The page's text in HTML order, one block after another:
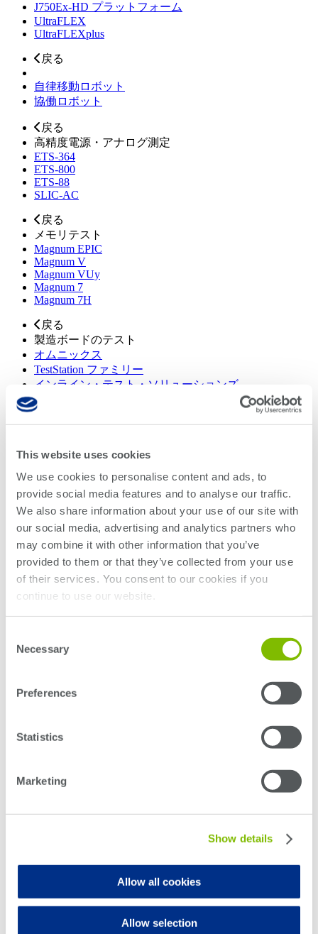
This website uses cookies
We use cookies to personalise content and ads, to
provide social media features and to analyse our traffic.
We also share information about your use of our site with
our social media, advertising and analytics partners who
may combine it with other information that you’ve
provided to them or that they’ve collected from your use
of their services. You consent to our cookies if you
continue to use our website.
Selection
Necessary
Preferences
Statistics
Marketing
Show details
Allow all cookies
Allow selection
J750Ex-HD プラットフォーム
UltraFLEX
UltraFLEXplus
戻る
自律移動ロボット
協働ロボット
戻る
高精度電源・アナログ測定
ETS-364
ETS-800
ETS-88
SLIC-AC
戻る
メモリテスト
Magnum EPIC
Magnum V
Magnum VUy
Magnum 7
Magnum 7H
戻る
製造ボードのテスト
オムニックス
TestStation ファミリー
インライン・テスト・ソリューションズ
オフライン試験ソリューション
スマートファクトリーソリューション
シリコンフォトニクス試験
クアンティフィ・フォトニクス
戻る
システムレベルテスト
Titan HP
Titan
戻る
LitePointのワイヤレス試験製品
防衛・航空宇宙
ロボティクス
シリコンフォトニクス試験
サービス
エンジニアリングサービス